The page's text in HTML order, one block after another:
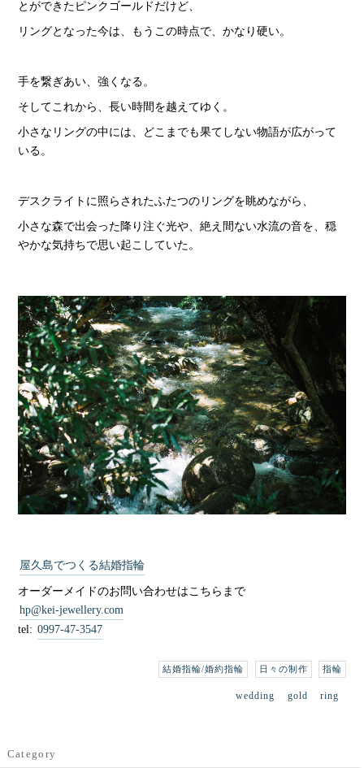
とができたピンクゴールドだけど、
リングとなった今は、もうこの時点で、かなり硬い。
手を繋ぎあい、強くなる。
そしてこれから、長い時間を越えてゆく。
小さなリングの中には、どこまでも果てしない物語が広がって
いる。
デスクライトに照らされたふたつのリングを眺めながら、
小さな森で出会った降り注ぐ光や、絶え間ない水流の音を、穏
やかな気持ちで思い起こしていた。
屋久島でつくる結婚指輪
オーダーメイドのお問い合わせはこちらまで
hp@kei-jewellery.com
tel: 0997-47-3547
結婚指輪/婚約指輪 日々の制作 指輪
wedding gold ring
Category